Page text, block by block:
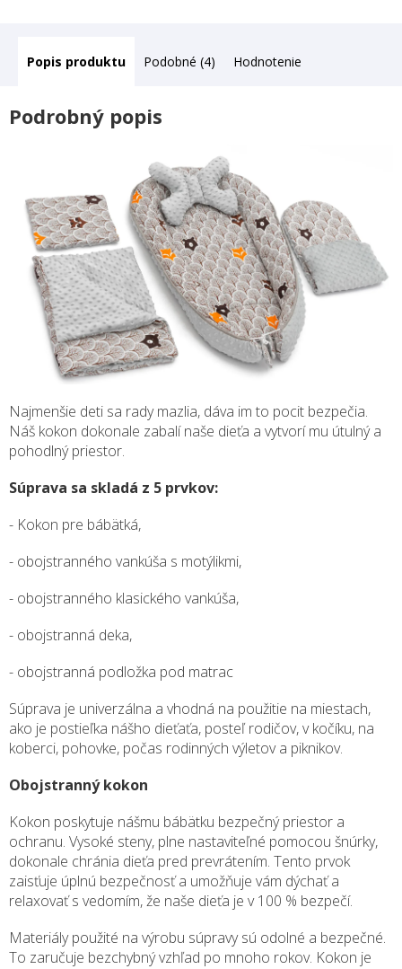
Popis Podobné (4) Hodnotenie
Podrobný popis
Najmenšie deti sa rady mazlia, dáva im to pocit bezpečia.
Náš kokon dokonale zabalí naše dieťa a vytvorí mu útulný a
pohodlný priestor.
Súprava sa skladá z 5 prvkov:
- Kokon pre bábätká,
- obojstranného vankúša s motýlikmi,
- obojstranného klasického vankúša,
- obojstranná deka,
- obojstranná podložka pod matrac
Súprava je univerzálna a vhodná na použitie na miestach,
ako je postieľka nášho dieťaťa, posteľ rodičov, v kočíku, na
koberci, pohovke, počas rodinných výletov a piknikov.
Obojstranný kokon
Kokon poskytuje nášmu bábätku bezpečný priestor a
ochranu. Vysoké steny, plne nastaviteľné pomocou šnúrky,
dokonale chránia dieťa pred prevrátením. Tento prvok
zaisťuje úplnú bezpečnosť a umožňuje vám dýchať a
relaxovať s vedomím, že naše dieťa je v 100 % bezpečí.
Materiály použité na výrobu súpravy sú odolné a bezpečné.
To zaručuje bezchybný vzhľad po mnoho rokov. Kokon je